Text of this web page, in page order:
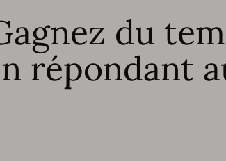
du
répondant